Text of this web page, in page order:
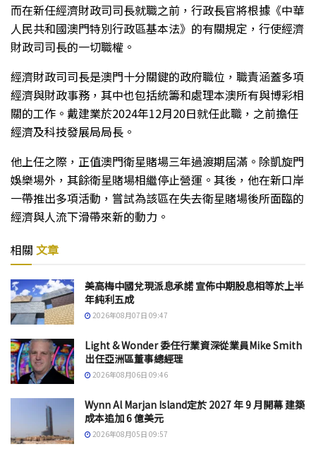
而在新任經濟財政司司長就職之前，行政長官將根據《中華
人民共和國澳門特別行政區基本法》的有關規定，行使經濟
財政司司長的一切職權。
經濟財政司司長是澳門十分關鍵的政府職位，職責涵蓋多項
經濟與財政事務，其中也包括統籌和處理本澳所有與博彩相
關的工作。戴建業於2024年12月20日就任此職，之前擔任
經濟及科技發展局局長。
他上任之際，正值澳門衛星賭場三年過渡期屆滿。除凱旋門
娛樂場外，其餘衛星賭場相繼停止營運。其後，他在新口岸
一帶推出多項活動，嘗試為該區在失去衛星賭場後所面臨的
經濟與人流下滑帶來新的動力。
相關 文章
美高梅中國兌現派息承諾 宣佈中期股息相等於上半
年純利五成
2026年08月07日 09:47
Light & Wonder 委任行業資深從業員Mike Smith
出任亞洲區董事總經理
2026年08月06日 09:46
Wynn Al Marjan Island定於 2027 年 9 月開幕 建築
成本追加 6 億美元
2026年08月05日 09:57